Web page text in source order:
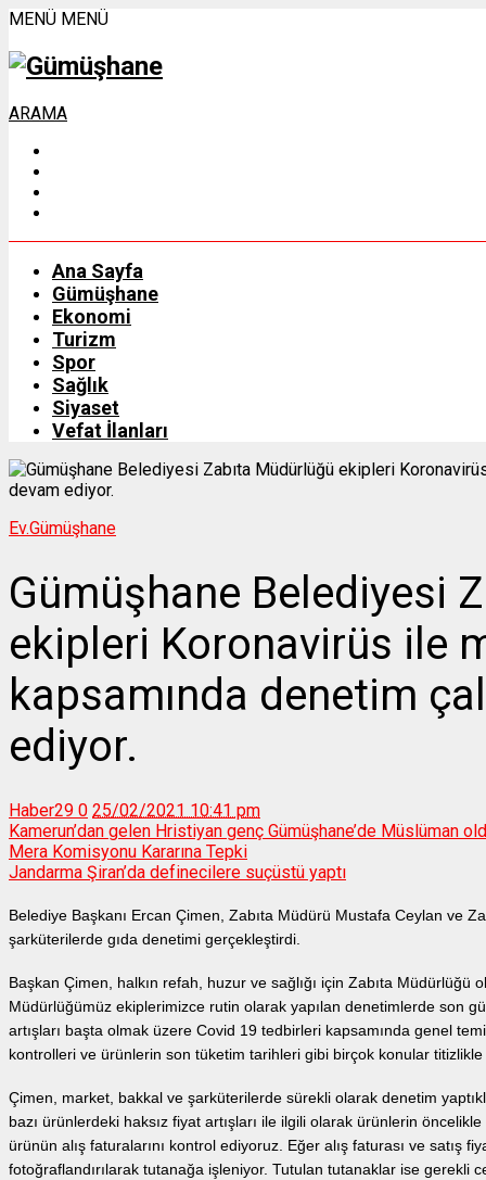
MENÜ MENÜ
ARAMA
Ana Sayfa
Gümüşhane
Ekonomi
Turizm
Spor
Sağlık
Siyaset
Vefat İlanları
Ev.Gümüşhane
Gümüşhane Belediyesi
ekipleri Koronavirüs ile
kapsamında denetim
ediyor.
Haber29 0 25/02/2021 10:41 pm
Kamerun’dan gelen Hristiyan genç Gümüşhane’de Müslüman
Mera Komisyonu Kararına Tepki
Jandarma Şiran’da definecilere suçüstü yaptı
Belediye Başkanı Ercan Çimen, Zabıta Müdürü Mustafa Ceylan ve
şarküterilerde gıda denetimi gerçekleştirdi.
Başkan Çimen, halkın refah, huzur ve sağlığı için Zabıta Müdürlüğü
Müdürlüğümüz ekiplerimizce rutin olarak yapılan denetimlerde son
artışları başta olmak üzere Covid 19 tedbirleri kapsamında genel
kontrolleri ve ürünlerin son tüketim tarihleri gibi birçok konular
Çimen, market, bakkal ve şarküterilerde sürekli olarak denetim
bazı ürünlerdeki haksız fiyat artışları ile ilgili olarak ürünlerin
ürünün alış faturalarını kontrol ediyoruz. Eğer alış faturası ve satış
fotoğraflandırılarak tutanağa işleniyor. Tutulan tutanaklar ise gerekli